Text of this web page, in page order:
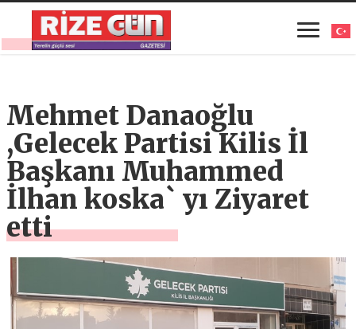
Mehmet Danaoğlu
,Gelecek Partisi Kilis İl
Başkanı Muhammed
İlhan koska` yı Ziyaret
etti